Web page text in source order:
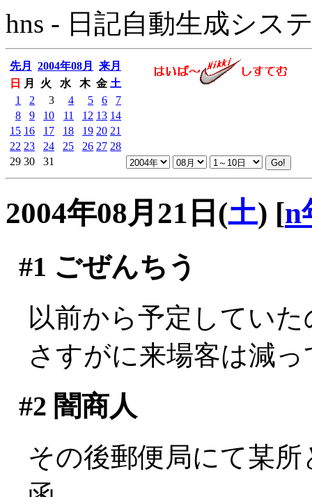
hns - 日記自動生成シス
先月 2004年08月
来月
日
月 火 水 木 金 土
1
2 3 4 5 6
7
8
9 10 11 12 13 14
15 16 17 18 19 20 21
22 23 24 25 26 27 28
29 30 31
2004年08月21日(土) [n
#1 ごぜんちう
以前から予定してい
さすがに来場客は減
#2 闇商人
その後郵便局にて某